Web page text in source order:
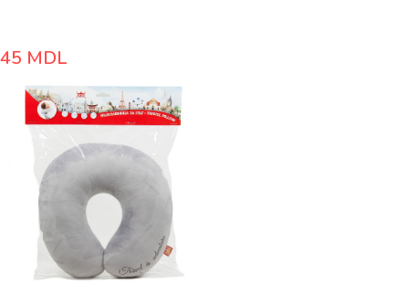
45 MDL